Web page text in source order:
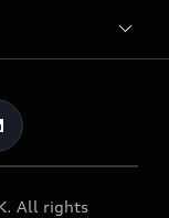
All rights